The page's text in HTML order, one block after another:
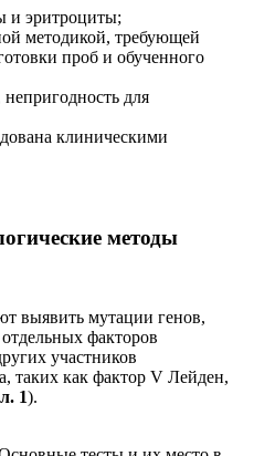
и эритроциты;
методикой, требующей
проб и обученного
непригодность для
клиническими
методы
выявить мутации генов,
факторов
участников
таких как фактор V Лейден,
1).